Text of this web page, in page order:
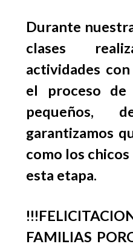
Durante
clases
actividades
el proceso de
pequeños,
garantizamos
como los
esta etapa.
FAMILIAS